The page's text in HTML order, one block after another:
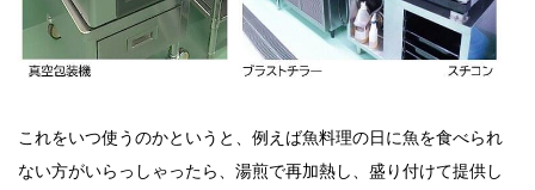
これをいつ使うのかというと、例えば魚料理の日に魚を食べられ
ない方がいらっしゃったら、湯煎で再加熱し、盛り付けて提供し